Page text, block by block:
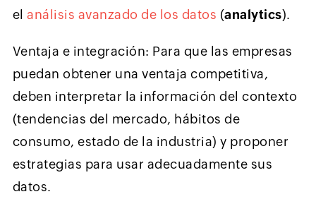
elanálisis avanzado de los datos (analytics).
Ventaja e integración: Para que las empresas
puedan obtener una ventaja competitiva,
deben interpretar la información del contexto
(tendencias del mercado, hábitos de
consumo, estado de la industria) y proponer
estrategias para usar adecuadamente sus
datos.